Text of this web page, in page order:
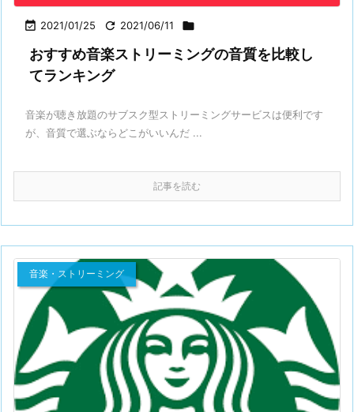
 2021/01/25  2021/06/11 
おすすめ音楽ストリーミングの音質を比較し
てランキング
音楽が聴き放題のサブスク型ストリーミングサービスは便利です
が、音質で選ぶならどこがいいんだ ...
記事を読む
音楽・ストリーミング